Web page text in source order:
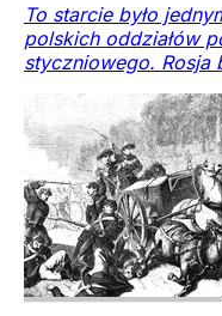
To starcie było
polskich oddziałów
styczniowego. Rosja